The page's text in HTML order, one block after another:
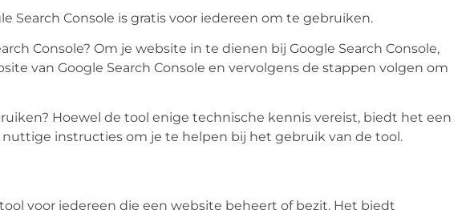
Search Console is gratis voor iedereen om te gebruiken.
Console? Om je website in te dienen bij Google Search Console,
van Google Search Console en vervolgens de stappen volgen om
Hoewel de tool enige technische kennis vereist, biedt het een
instructies om je te helpen bij het gebruik van de tool.
voor iedereen die een website beheert of bezit. Het biedt